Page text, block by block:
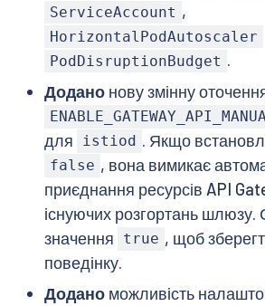
ServiceAccount ,
HorizontalPodAutoscaler
PodDisruptionBudget .
Доданонову змінну
для istiod . Якщо
false , вона вимикає
приєднання ресурсів API
існуючих розгортань шлюзу.
значення
true , щоб
поведінку.
Доданоможливість